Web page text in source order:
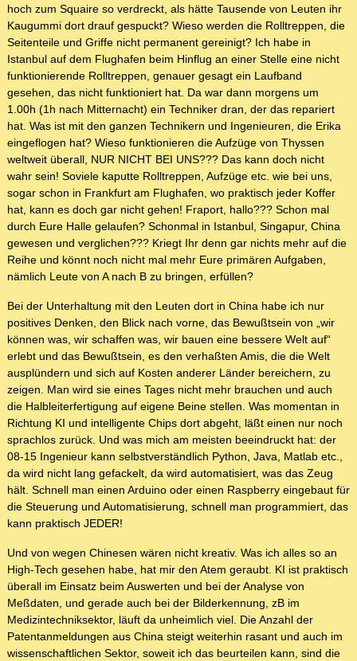
hoch zum Squaire so verdreckt, als hätte Tausende von Leuten ihr
Kaugummi dort drauf gespuckt? Wieso werden die Rolltreppen, die
Seitenteile und Griffe nicht permanent gereinigt? Ich habe in
Istanbul auf dem Flughafen beim Hinflug an einer Stelle eine nicht
funktionierende Rolltreppen, genauer gesagt ein Laufband
gesehen, das nicht funktioniert hat. Da war dann morgens um
1.00h (1h nach Mitternacht) ein Techniker dran, der das repariert
hat. Was ist mit den ganzen Technikern und Ingenieuren, die Erika
eingeflogen hat? Wieso funktionieren die Aufzüge von Thyssen
weltweit überall, NUR NICHT BEI UNS??? Das kann doch nicht
wahr sein! Soviele kaputte Rolltreppen, Aufzüge etc. wie bei uns,
sogar schon in Frankfurt am Flughafen, wo praktisch jeder Koffer
hat, kann es doch gar nicht gehen! Fraport, hallo??? Schon mal
durch Eure Halle gelaufen? Schonmal in Istanbul, Singapur, China
gewesen und verglichen??? Kriegt Ihr denn gar nichts mehr auf die
Reihe und könnt noch nicht mal mehr Eure primären Aufgaben,
nämlich Leute von A nach B zu bringen, erfüllen?
Bei der Unterhaltung mit den Leuten dort in China habe ich nur
positives Denken, den Blick nach vorne, das Bewußtsein von „wir
können was, wir schaffen was, wir bauen eine bessere Welt auf“
erlebt und das Bewußtsein, es den verhaßten Amis, die die Welt
ausplündern und sich auf Kosten anderer Länder bereichern, zu
zeigen. Man wird sie eines Tages nicht mehr brauchen und auch
die Halbleiterfertigung auf eigene Beine stellen. Was momentan in
Richtung KI und intelligente Chips dort abgeht, läßt einen nur noch
sprachlos zurück. Und was mich am meisten beeindruckt hat: der
08-15 Ingenieur kann selbstverständlich Python, Java, Matlab etc.,
da wird nicht lang gefackelt, da wird automatisiert, was das Zeug
hält. Schnell man einen Arduino oder einen Raspberry eingebaut für
die Steuerung und Automatisierung, schnell man programmiert, das
kann praktisch JEDER!
Und von wegen Chinesen wären nicht kreativ. Was ich alles so an
High-Tech gesehen habe, hat mir den Atem geraubt. KI ist praktisch
überall im Einsatz beim Auswerten und bei der Analyse von
Meßdaten, und gerade auch bei der Bilderkennung, zB im
Medizintechniksektor, läuft da unheimlich viel. Die Anzahl der
Patentanmeldungen aus China steigt weiterhin rasant und auch im
wissenschaftlichen Sektor, soweit ich das beurteilen kann, sind die